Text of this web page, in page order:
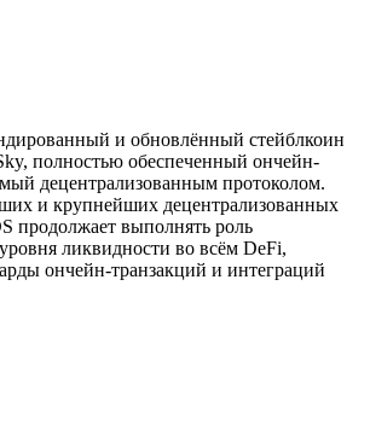
и обновлённый стейблкоин
полностью обеспеченный ончейн-
децентрализованным протоколом.
и крупнейших децентрализованных
продолжает выполнять роль
ликвидности во всём DeFi,
ончейн-транзакций и интеграций